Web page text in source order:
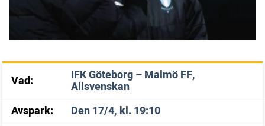
Vad: IFK Göteborg – Malmö FF,
Allsvenskan
Avspark:
Den 17/4, kl. 19:10